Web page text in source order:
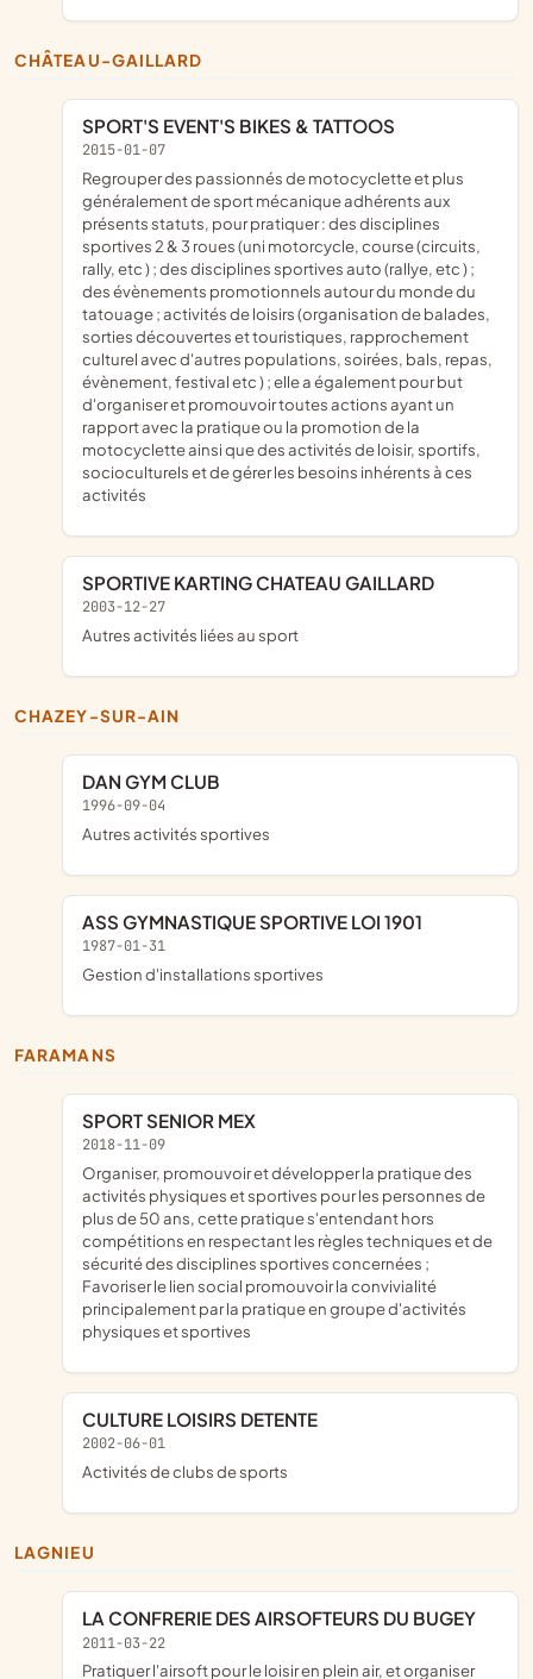
CHÂTEAU-GAILLARD
SPORT'S EVENT'S BIKES & TATTOOS
2015-01-07
regrouper des passionnés de motocyclette et plus
généralement de sport mécanique adhérents aux
présents statuts, pour pratiquer : des disciplines
sportives 2 & 3 roues (uni motorcycle, course (circuits,
rally, etc ) ; des disciplines sportives auto (rallye, etc ) ;
des évènements promotionnels autour du monde du
tatouage ; activités de loisirs (organisation de balades,
sorties découvertes et touristiques, rapprochement
culturel avec d'autres populations, soirées, bals, repas,
évènement, festival etc ) ; elle a également pour but
d'organiser et promouvoir toutes actions ayant un
rapport avec la pratique ou la promotion de la
motocyclette ainsi que des activités de loisir, sportifs,
socioculturels et de gérer les besoins inhérents à ces
activités
SPORTIVE KARTING CHATEAU GAILLARD
2003-12-27
Autres activités liées au sport
CHAZEY-SUR-AIN
DAN GYM CLUB
1996-09-04
Autres activités sportives
ASS GYMNASTIQUE SPORTIVE LOI 1901
1987-01-31
Gestion d'installations sportives
FARAMANS
SPORT SENIOR MEX
2018-11-09
organiser, promouvoir et développer la pratique des
activités physiques et sportives pour les personnes de
plus de 50 ans, cette pratique s'entendant hors
compétitions en respectant les règles techniques et de
sécurité des disciplines sportives concernées ;
Favoriser le lien social promouvoir la convivialité
principalement par la pratique en groupe d'activités
physiques et sportives
CULTURE LOISIRS DETENTE
2002-06-01
Activités de clubs de sports
LAGNIEU
LA CONFRERIE DES AIRSOFTEURS DU BUGEY
2011-03-22
pratiquer l'airsoft pour le loisir en plein air, et organiser